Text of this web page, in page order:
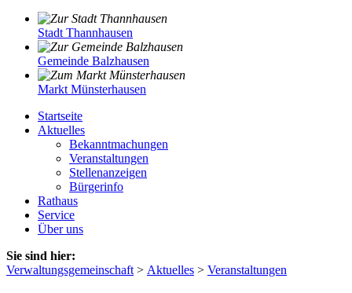
Stadt Thannhausen
Gemeinde Balzhausen
Markt Münsterhausen
Startseite
Aktuelles
Bekanntmachungen
Veranstaltungen
Stellenanzeigen
Bürgerinfo
Rathaus
Service
Über uns
Sie sind hier:
Verwaltungsgemeinschaft > Aktuelles > Veranstaltungen